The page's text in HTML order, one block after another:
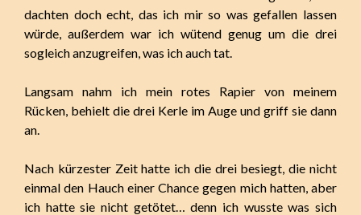
dachten doch echt, das ich mir so was gefallen lassen
würde, außerdem war ich wütend genug um die drei
sogleich anzugreifen, was ich auch tat.
Langsam nahm ich mein rotes Rapier von meinem
Rücken, behielt die drei Kerle im Auge und griff sie dann
an.
Nach kürzester Zeit hatte ich die drei besiegt, die nicht
einmal den Hauch einer Chance gegen mich hatten, aber
ich hatte sie nicht getötet… denn ich wusste was sich